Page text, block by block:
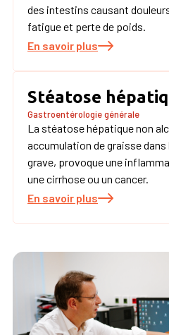
des intestins causant
fatigue et perte de poids.
En savoir plus
Stéatose
Gastroentérologie générale
La stéatose hépatique non
accumulation de graisse dans
grave, provoque une
une cirrhose ou un cancer.
En savoir plus